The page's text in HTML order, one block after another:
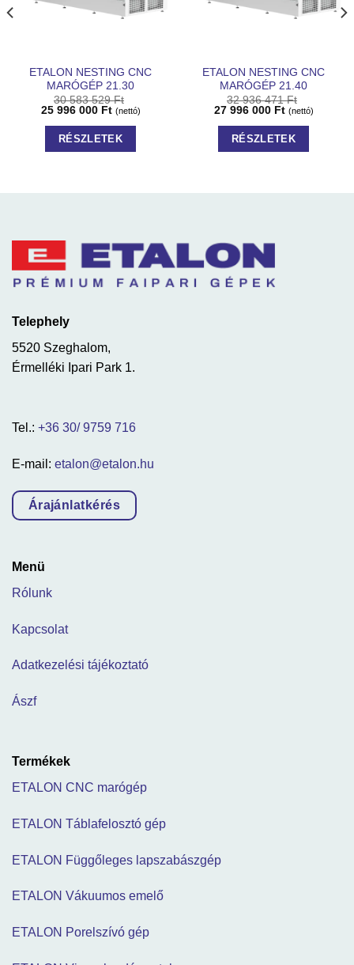
ETALON NESTING CNC
MARÓGÉP 21.30
30 583 529Ft
25 996 000 Ft (nettó)
RÉSZLETEK
ETALON NESTING CNC
MARÓGÉP 21.40
32 936 471Ft
27 996 000 Ft (nettó)
RÉSZLETEK
Telephely
5520 Szeghalom,
Érmelléki Ipari Park 1.
Tel.: +36 30/ 9759 716
E-mail: etalon@etalon.hu
Árajánlatkérés
Menü
Rólunk
Kapcsolat
Adatkezelési tájékoztató
Ászf
Termékek
ETALON CNC marógép
ETALON Táblafelosztó gép
ETALON Függőleges lapszabászgép
ETALON Vákuumos emelő
ETALON Porelszívó gép